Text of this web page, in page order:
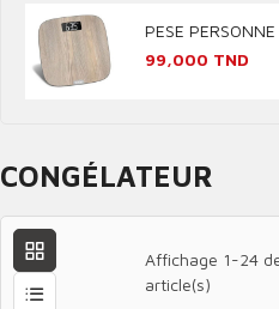
PESE
Prix
99,000 TND
CONGÉLATEUR
Affichage 1-24
article(s)